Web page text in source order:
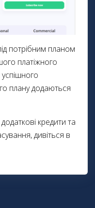
потрібним планом
платіжного
плану додаються
кредити та
дивіться в